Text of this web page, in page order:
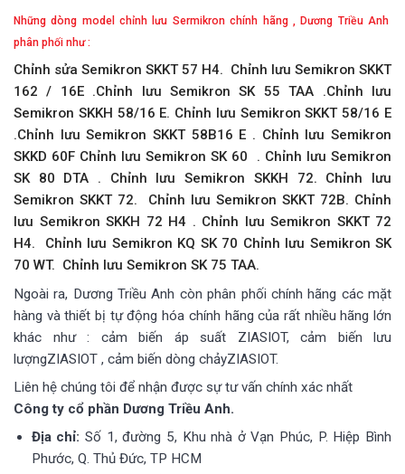
Những dòng model chỉnh lưu Sermikron chính hãng , Dương Triều Anh
phân phối như :
Chỉnh sửa Semikron SKKT 57 H4. Chỉnh lưu Semikron SKKT
162 / 16E .Chỉnh lưu Semikron SK 55 TAA .Chỉnh lưu
Semikron SKKH 58/16 E. Chỉnh lưu Semikron SKKT 58/16 E
.Chỉnh lưu Semikron SKKT 58B16 E . Chỉnh lưu Semikron
SKKD 60F Chỉnh lưu Semikron SK 60 . Chỉnh lưu Semikron
SK 80 DTA . Chỉnh lưu Semikron SKKH 72. Chỉnh lưu
Semikron SKKT 72. Chỉnh lưu Semikron SKKT 72B. Chỉnh
lưu Semikron SKKH 72 H4 . Chỉnh lưu Semikron SKKT 72
H4. Chỉnh lưu Semikron KQ SK 70 Chỉnh lưu Semikron SK
70 WT. Chỉnh lưu Semikron SK 75 TAA.
Ngoài ra, Dương Triều Anh còn phân phối chính hãng các mặt
hàng và thiết bị tự động hóa chính hãng của rất nhiều hãng lớn
khác như : cảm biến áp suất ZIASIOT, cảm biến lưu
lượngZIASIOT , cảm biến dòng chảyZIASIOT.
Liên hệ chúng tôi để nhận được sự tư vấn chính xác nhất
Công ty cổ phần Dương Triều Anh.
Địa chỉ: Số 1, đường 5, Khu nhà ở Vạn Phúc, P. Hiệp Bình
Phước, Q. Thủ Đức, TP HCM